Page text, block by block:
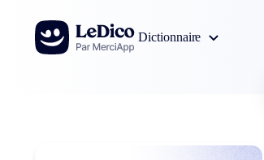
Aller au contenu
Dictionnaire